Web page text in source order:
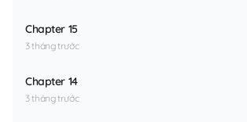
Chapter 15
3 tháng trước
Chapter 14
3 tháng trước